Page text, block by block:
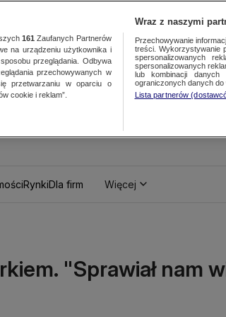
RynkiDla firm Więcej
"Sprawiał nam
161 Zaufanych Partnerów
na urządzeniu użytkownika i
przeglądania. Odbywa
przechowywanych w
przetwarzaniu w oparciu o
cookie i reklam”.
Wraz z naszymi
Przechowywanie
treści. Wykorzystywanie
spersonalizowanych
spersonalizowanych
lub kombinacji danych
ograniczonych danych do
Lista partnerów